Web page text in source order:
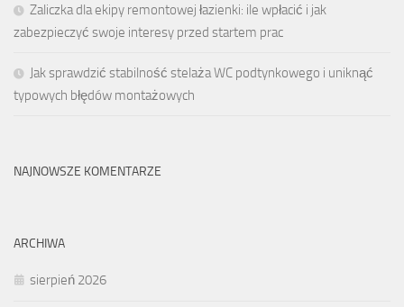
Zaliczka dla ekipy remontowej łazienki: ile wpłacić i jak
zabezpieczyć swoje interesy przed startem prac
Jak sprawdzić stabilność stelaża WC podtynkowego i uniknąć
typowych błędów montażowych
NAJNOWSZE KOMENTARZE
ARCHIWA
sierpień 2026